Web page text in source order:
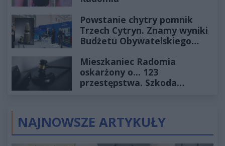
Powstanie chytry pomnik
Trzech Cytryn. Znamy wyniki
Budżetu Obywatelskiego
Mieszkaniec Radomia
oskarżony o... 123
przestępstwa. Szkoda
NAJNOWSZE ARTYKUŁY